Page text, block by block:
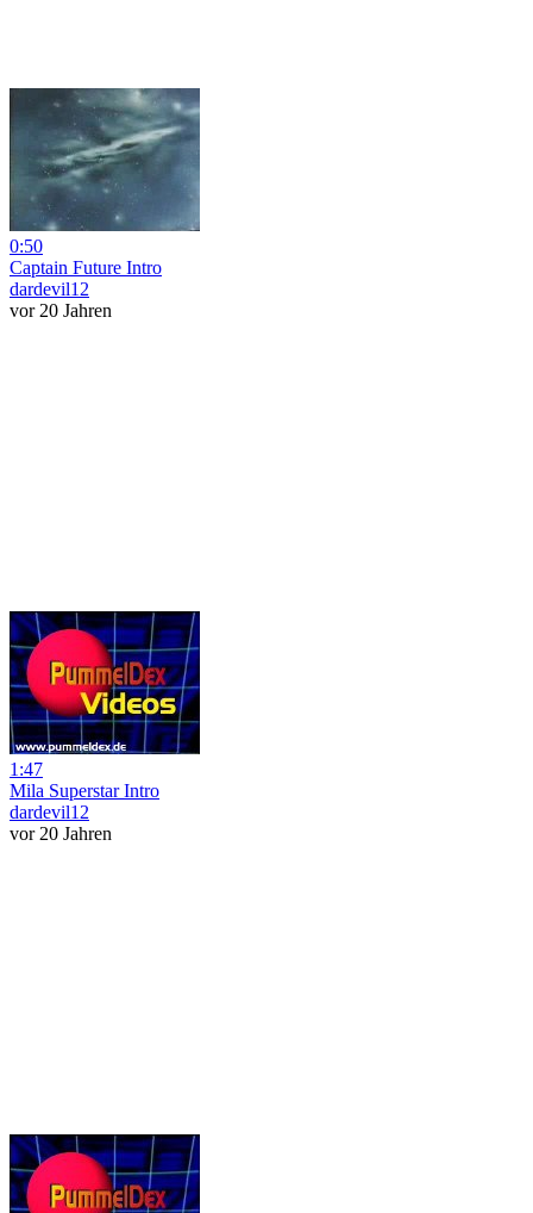
0:50
Captain Future Intro
dardevil12
vor 20 Jahren
1:47
Mila Superstar Intro
dardevil12
vor 20 Jahren